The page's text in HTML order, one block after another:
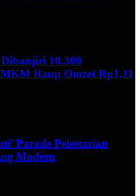
Dibanjiri 10.300
Raup Omzet Rp1,11
Parade Pelestarian
Modern